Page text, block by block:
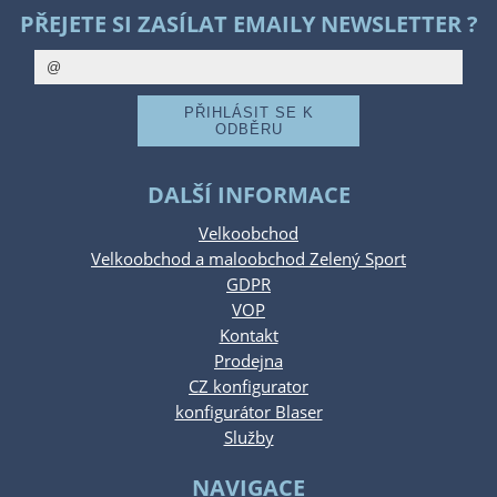
PŘEJETE SI ZASÍLAT EMAILY NEWSLETTER ?
DALŠÍ INFORMACE
Velkoobchod
Velkoobchod a maloobchod Zelený Sport
GDPR
VOP
Kontakt
Prodejna
CZ konfigurator
konfigurátor Blaser
Služby
NAVIGACE